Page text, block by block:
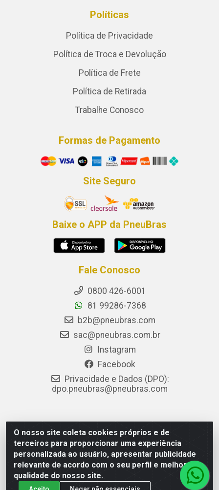
O nosso site coleta cookies próprios e de
terceiros para proporcionar uma experiência
personalizada ao usuário, apresentar publicidade
relevante de acordo com o seu perfil e melhorar a
qualidade do nosso site.
Políticas
Política de Privacidade
Política de Troca e Devolução
Política de Frete
Política de Retirada
Trabalhe Conosco
Formas de Pagamento
Site Seguro
Baixe o APP da PneuBras
Fale Conosco
0800 426-6001
81 99286-7368
b2b@pneubras.com
sac@pneubras.com.br
Instagram
Facebook
Privacidade e Dados (DPO):
dpo.pneubras@pneubras.com
PneuBras - Rodovia BR-101, KM 82 - Prazeres,
Jaboatão dos Guararapes/PE - CEP 54.335-000 - CNPJ
08.678.386/0001-05 - Pneubras Comércio de Pneus
Ltda